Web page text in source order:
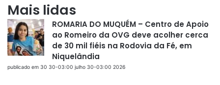
Mais lidas
ROMARIA DO MUQUÉM – Centro de Apoio
ao Romeiro da OVG deve acolher cerca
de 30 mil fiéis na Rodovia da Fé, em
Niquelândia
publicado em 30 30-03:00 julho 30-03:00 2026